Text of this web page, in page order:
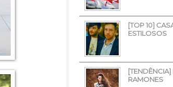
[TOP 10]
ESTILOSOS
[TENDÊNCIA]
RAMONES